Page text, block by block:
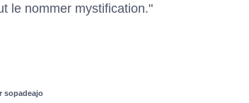
le nommer mystification."
sopadeajo